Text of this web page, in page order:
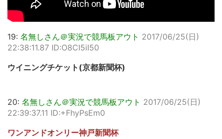
19: 名無しさん＠実況で競馬板アウト 2017/06/25(日)
22:38:11.87 ID:O8CI5iI50
ウイニングチケット(京都新聞杯)
20: 名無しさん＠実況で競馬板アウト 2017/06/25(日)
22:39:37.11 ID:+FhyPsEm0
ワンアンドオンリー神戸新聞杯